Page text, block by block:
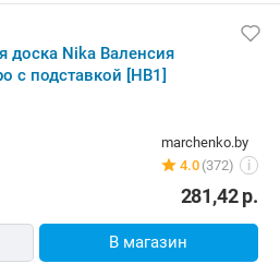
доска Nika Валенсия
c подставкой [НВ1]
marchenko.by
4.0 (372) i
281,42р.
В магазин